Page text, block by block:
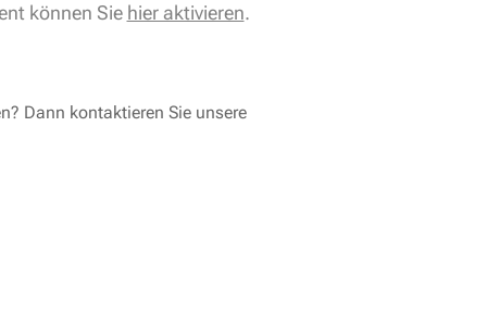
können Sie hier aktivieren.
Dann kontaktieren Sie unsere